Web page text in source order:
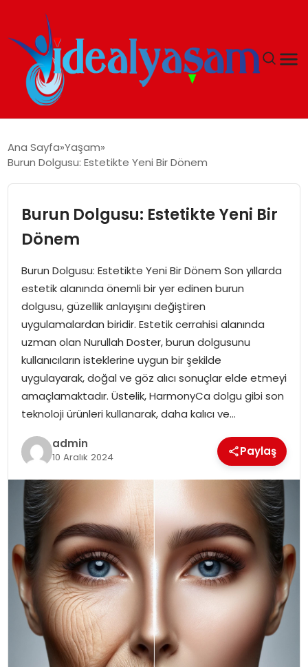
GÜNDEM
EKONOMI
İDEAL YAŞAM
İDEAL SPOR
YAŞAM
MAGAZIN
SAĞLIK
SOSYAL HABER
Ana Sayfa Yaşam
Burun Dolgusu: Estetikte Yeni Bir Dönem
Burun Dolgusu: Estetikte Yeni Bir
Dönem
Burun Dolgusu: Estetikte Yeni Bir Dönem Son yıllarda
estetik alanında önemli bir yer edinen burun
dolgusu, güzellik anlayışını değiştiren
uygulamalardan biridir. Estetik cerrahisi alanında
uzman olan Nurullah Doster, burun dolgusunu
kullanıcıların isteklerine uygun bir şekilde
uygulayarak, doğal ve göz alıcı sonuçlar elde etmeyi
amaçlamaktadır. Üstelik, HarmonyCa dolgu gibi son
teknoloji ürünleri kullanarak, daha kalıcı ve…
admin
10 Aralık 2024 Paylaş